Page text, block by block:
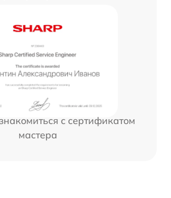
с сертификатом
мастера